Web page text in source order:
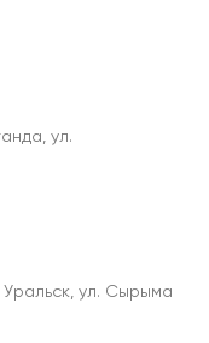
ул.
Уральск, ул. Сырыма